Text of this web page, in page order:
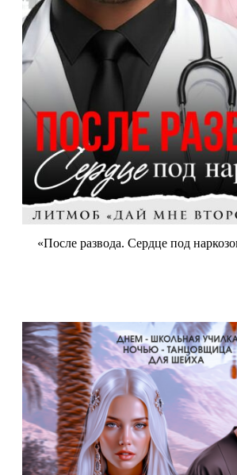
«После развода. Сердце под